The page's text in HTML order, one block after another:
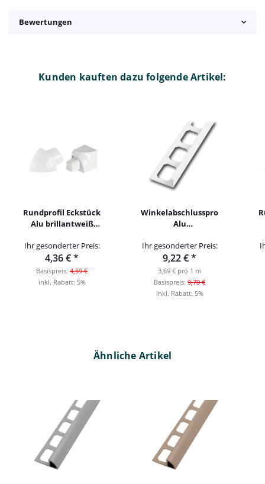
Bewertungen
Kunden kauften dazu folgende Artikel:
Rundprofil Eckstück
Alu brillantweiß
12,5mm Außenecke
Ihr gesonderter Preis:
4,36 €*
Basispreis: 4,59 €
inkl. Rabatt: 5%
Winkelabschlussprofil
Alu
250cm weiss
12,5mm
Ihr gesonderter Preis:
9,22 €*
3,69 € pro 1 m
Basispreis: 9,70 €
inkl. Rabatt: 5%
Ähnliche Artikel